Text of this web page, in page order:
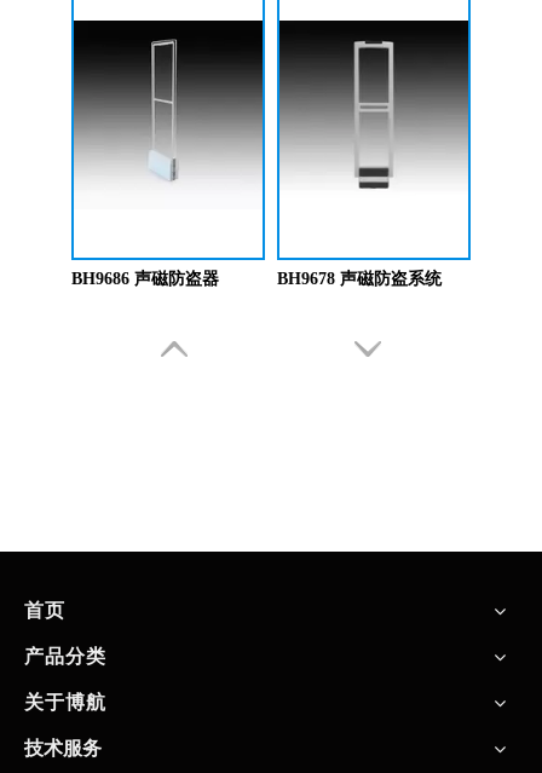
BH9686 声磁防盗器 BH9678 声磁防盗系统
首页
产品分类
关于博航
技术服务